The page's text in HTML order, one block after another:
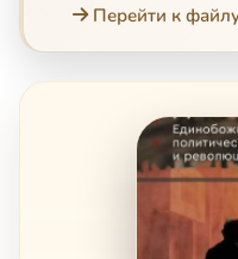
Перейти к